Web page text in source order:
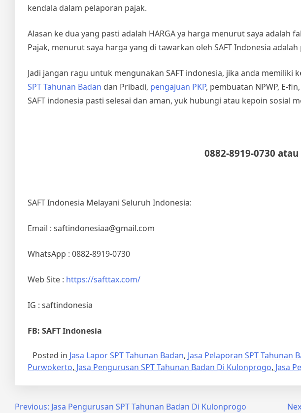
kendala dalam pelaporan pajak.
Alasan ke dua yang pasti adalah HARGA ya harga menurut saya
Pajak, menurut saya harga yang di tawarkan oleh SAFT Indonesia
Jadi jangan ragu untuk mengunakan SAFT indonesia, jika anda
SPT Tahunan Badan dan Pribadi, pengajuan PKP, pembuatan NPWP, E-
SAFT indonesia pasti selesai dan aman, yuk hubungi atau kepoin sosial
0882-8919-0730
SAFT Indonesia Melayani Seluruh Indonesia:
Email : saftindonesiaa@gmail.com
WhatsApp : 0882-8919-0730
Web Site : https://safttax.com/
IG : saftindonesia
FB: SAFT Indonesia
Posted in Jasa Lapor SPT Tahunan Badan, Jasa Pelaporan SPT Tahunan
Purwokerto, Jasa Pengurusan SPT Tahunan Badan Di Kulonprogo, Jasa
Previous: Jasa Pengurusan SPT Tahunan Badan Di Kulonprogo